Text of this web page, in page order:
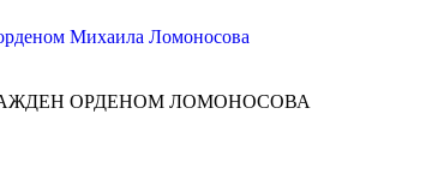
Михаила Ломоносова
ОРДЕНОМ ЛОМОНОСОВА